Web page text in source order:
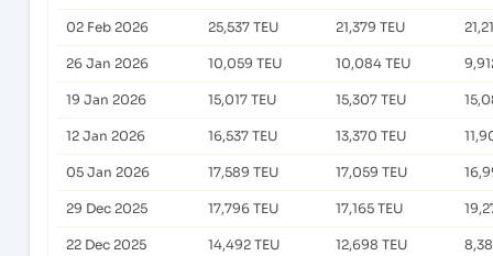
02 Feb 2026 25,537 TEU 21,379 TEU
26 Jan 2026 10,059 TEU 10,084 TEU
19 Jan 2026 15,017 TEU 15,307 TEU
12 Jan 2026 16,537 TEU 13,370 TEU
05 Jan 2026 17,589 TEU 17,059 TEU
29 Dec 2025 17,796 TEU 17,165 TEU
22 Dec 2025 14,492 TEU 12,698 TEU